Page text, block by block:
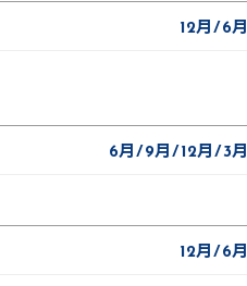
12月 6月
6月 9月 12月 3月
12月 6月